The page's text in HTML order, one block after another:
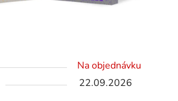
Na objednávku
22.09.2026